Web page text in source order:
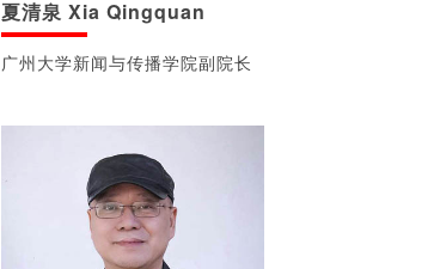
夏清泉 Xia Qingquan
广州大学新闻与传播学院副院长